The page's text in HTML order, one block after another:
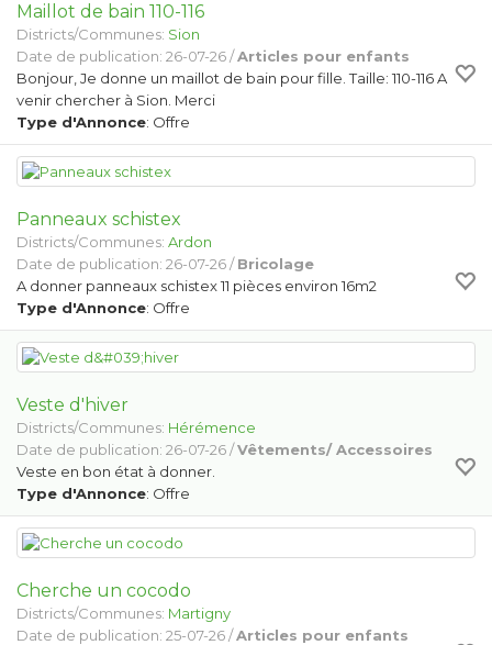
Maillot de bain 110-116
Districts/Communes: Sion
Date de publication: 26-07-26 /Articles pour enfants
Bonjour, Je donne un maillot de bain pour fille. Taille: 110-116 A
venir chercher à Sion. Merci
Type d'Annonce: Offre
Panneaux schistex
Districts/Communes: Ardon
Date de publication: 26-07-26 /Bricolage
A donner panneaux schistex 11 pièces environ 16m2
Type d'Annonce: Offre
Veste d'hiver
Districts/Communes: Hérémence
Date de publication: 26-07-26 /Vêtements/ Accessoires
Veste en bon état à donner.
Type d'Annonce: Offre
Cherche un cocodo
Districts/Communes: Martigny
Date de publication: 25-07-26 /Articles pour enfants